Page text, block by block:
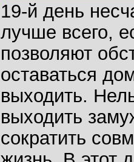
19-й день
лучше всего,
позволяют
оставаться
выходить.
выходить
сократить